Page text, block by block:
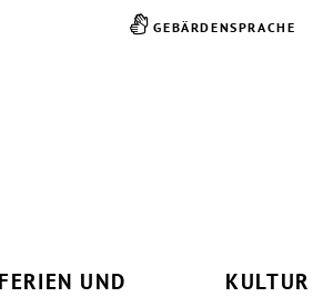
GEBÄRDENSPRACHE
FERIEN UND
KULTUR